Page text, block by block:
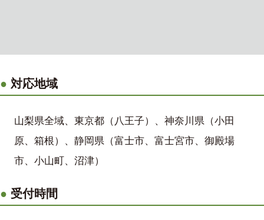
対応地域
山梨県全域、東京都（八王子）、神奈川県（小田
原、箱根）、静岡県（富士市、富士宮市、御殿場
市、小山町、沼津）
受付時間